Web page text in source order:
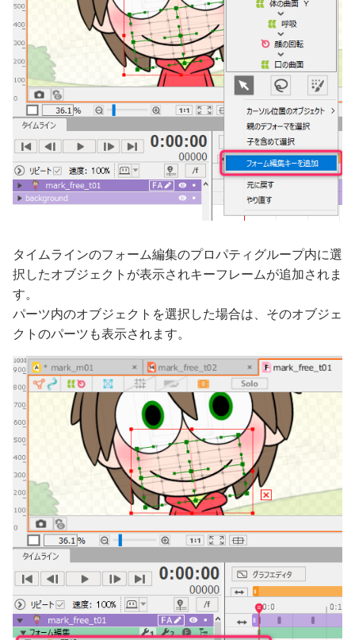
タイムラインのフォーム編集のプロパティグループ内に選
択したオブジェクトが表示されキーフレームが追加されま
す。
パーツ内のオブジェクトを選択した場合は、そのオブジェ
クトのパーツも表示されます。